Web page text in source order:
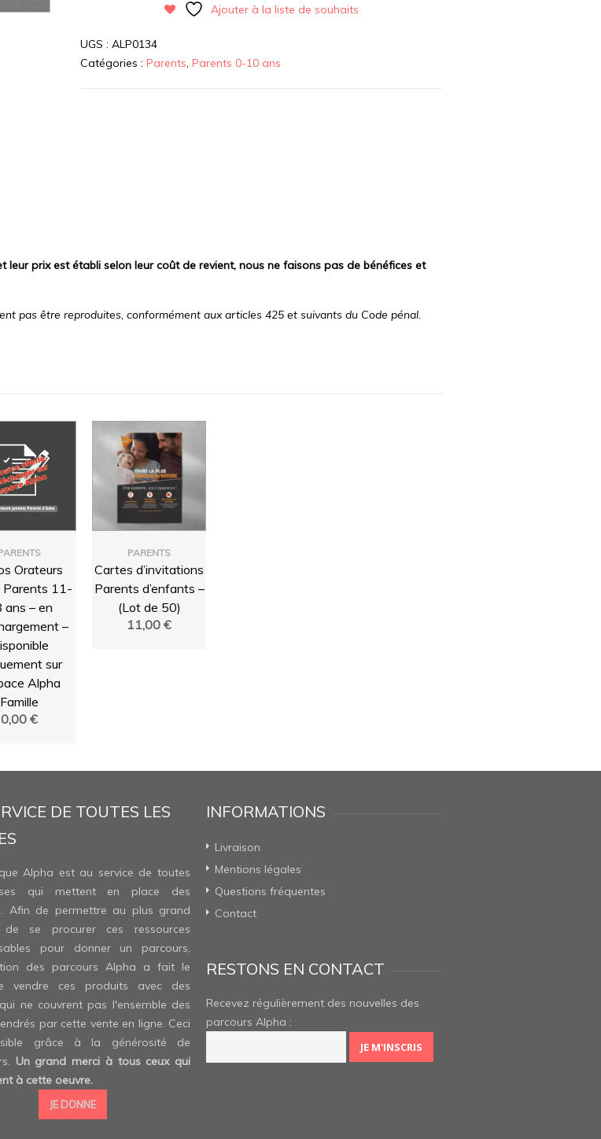
Ajouter à la liste de souhaits
UGS : ALP0134
Catégories : Parents, Parents 0-10 ans
prix est établi selon leur coût de revient, nous ne faisons pas de bénéfices et
pas être reproduites, conformément aux articles 425 et suivants du Code pénal.
Orateurs
Parents 11-
ans – en
–
sur
Alpha
Famille
0,00 €
PARENTS
Cartes d’invitations
Parents d’enfants –
(Lot de 50)
11,00 €
DE TOUTES LES
Alpha est au service de toutes
qui mettent en place des
Afin de permettre au plus grand
de se procurer ces ressources
pour donner un parcours,
des parcours Alpha a fait le
vendre ces produits avec des
ne couvrent pas l'ensemble des
par cette vente en ligne. Ceci
grâce à la générosité de
Un grand merci à tous ceux qui
à cette oeuvre.
JE DONNE
INFORMATIONS
Livraison
Mentions légales
Questions fréquentes
Contact
RESTONS EN CONTACT
Recevez régulièrement des nouvelles des
parcours Alpha :